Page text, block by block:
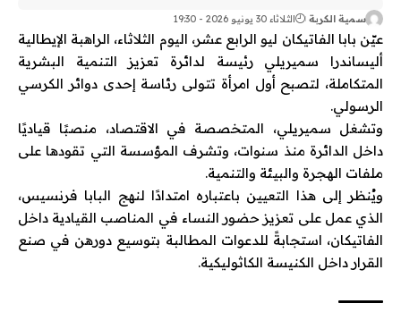
سمية الكربة الثلاثاء 30 يونيو 2026 - 19:30
عيّن بابا الفاتيكان ليو الرابع عشر، اليوم الثلاثاء، الراهبة الإيطالية
أليساندرا سميريلي رئيسة لدائرة تعزيز التنمية البشرية
المتكاملة، لتصبح أول امرأة تتولى رئاسة إحدى دوائر الكرسي
الرسولي.
وتشغل سميريلي، المتخصصة في الاقتصاد، منصبًا قياديًا
داخل الدائرة منذ سنوات، وتشرف المؤسسة التي تقودها على
ملفات الهجرة والبيئة والتنمية.
ويُنظر إلى هذا التعيين باعتباره امتدادًا لنهج البابا فرنسيس،
الذي عمل على تعزيز حضور النساء في المناصب القيادية داخل
الفاتيكان، استجابةً للدعوات المطالبة بتوسيع دورهن في صنع
القرار داخل الكنيسة الكاثوليكية.